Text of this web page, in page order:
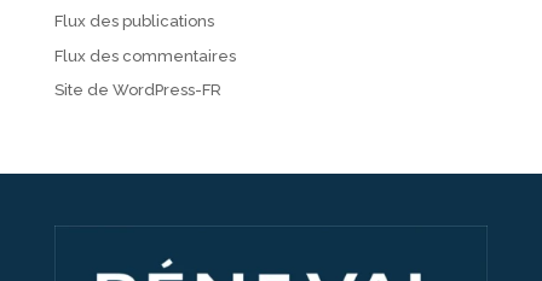
Flux des publications
Flux des commentaires
Site de WordPress-FR